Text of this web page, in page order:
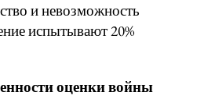
и невозможность
испытывают 20%
оценки войны